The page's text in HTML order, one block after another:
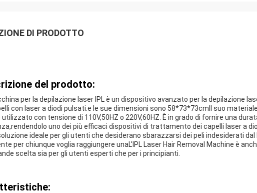
DI PRODOTTO
del prodotto:
per la depilazione laser IPL è un dispositivo avanzato per la depilazione
con laser a diodi pulsati.e le sue dimensioni sono 58*73*73cmIl suo
con tensione di 110V,50HZ o 220V,60HZ. È in grado di fornire una
uno dei più efficaci dispositivi di trattamento dei capelli laser a
ideale per gli utenti che desiderano sbarazzarsi dei peli indesiderati
per chiunque voglia raggiungere unaL'IPL Laser Hair Removal Machine è
scelta sia per gli utenti esperti che per i principianti.